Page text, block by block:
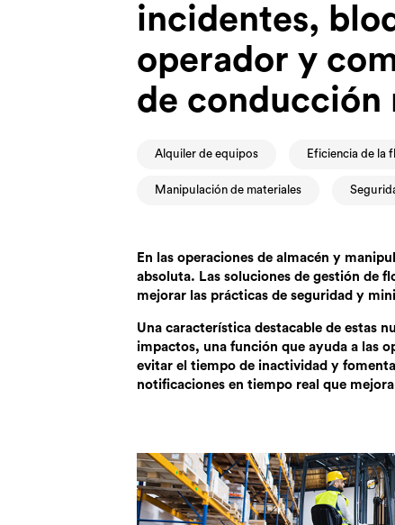
incidentes,
operador y
de conducción
Alquiler de equipos Eficiencia de la
Manipulación de materiales
En las operaciones de almacén y
absoluta. Las soluciones de gestión de
mejorar las prácticas de seguridad y
Una característica destacable de estas
impactos, una función que ayuda a las
evitar el tiempo de inactividad y
notificaciones en tiempo real que